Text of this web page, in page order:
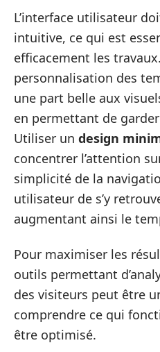
L’interface utilisateur
intuitive, ce qui est
efficacement les
personnalisation des
une part belle aux
en permettant de
Utiliser un design
concentrer l’attention
simplicité de la
utilisateur de s’y
augmentant ainsi le
Pour maximiser les
outils permettant
des visiteurs peut être
comprendre ce qui
être optimisé.